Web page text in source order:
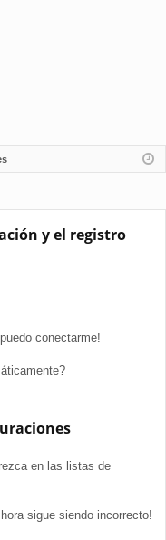
y el registro
conectarme!
en las listas de
sigue siendo incorrecto!